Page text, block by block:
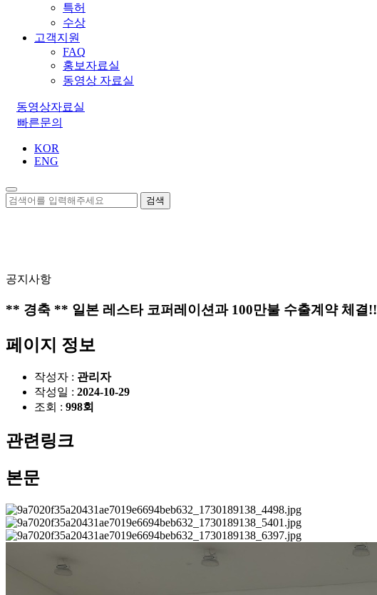
특허
수상
고객지원
FAQ
홍보자료실
동영상 자료실
동영상자료실
빠른문의
KOR
ENG
검색
공지사항
** 경축 ** 일본 레스타 코퍼레이션과 100만불 수출계약 체결!!
페이지 정보
작성자 : 관리자
작성일 : 2024-10-29
조회 : 998회
관련링크
본문